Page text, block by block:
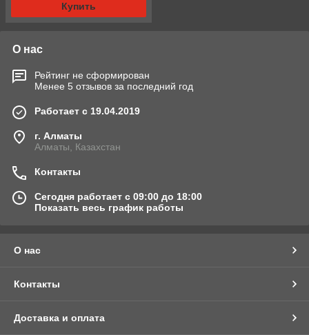
Купить
О нас
Рейтинг не сформирован
Менее 5 отзывов за последний год
Работает с 19.04.2019
г. Алматы
Алматы, Казахстан
Контакты
Сегодня работает с 09:00 до 18:00
Показать весь график работы
О нас
Контакты
Доставка и оплата